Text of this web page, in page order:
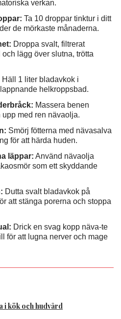
verkan.
Ta 10 droppar tinktur i ditt
de mörkaste månaderna.
Droppa svalt, filtrerat
lägg över slutna, trötta
Häll 1 liter bladavkok i
helkroppsbad.
Massera benen
med ren nävaolja.
Smörj fötterna med nävasalva
för att härda huden.
läppar: Använd nävaolja
som ett skyddande
Dutta svalt bladavkok på
att stänga porerna och stoppa
Drick en svag kopp näva-te
för att lugna nerver och mage
i kök och hudvård